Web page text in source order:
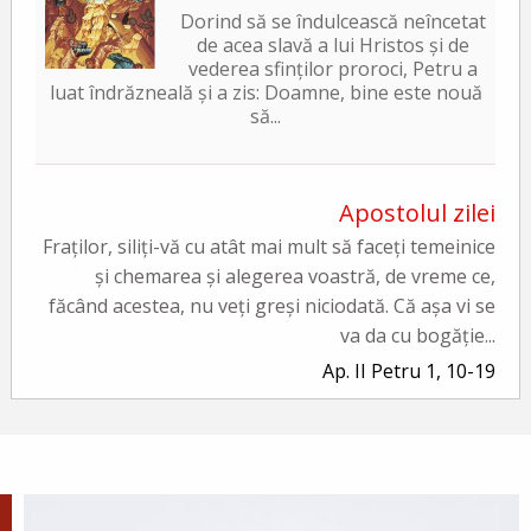
Dorind să se îndulcească neîncetat
de acea slavă a lui Hristos și de
vederea sfinților proroci, Petru a
luat îndrăzneală și a zis: Doamne, bine este nouă
să...
Apostolul zilei
Fraților, siliți-vă cu atât mai mult să faceți temeinice
și chemarea și alegerea voastră, de vreme ce,
făcând acestea, nu veți greși niciodată. Că așa vi se
va da cu bogăție...
Ap. II Petru 1, 10-19